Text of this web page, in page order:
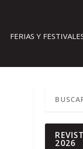
FERIAS Y
2026